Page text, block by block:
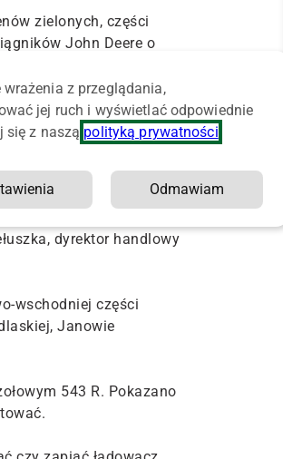
zielonych, części
John Deere o
maszyny do
gospodarstwa
maszyny,
na ten rok i
dyrektor handlowy
wschodniej części
Janowie
543 R. Pokazano
z przeglądania,
jej ruch i wyświetlać odpowiednie
się z naszą polityką prywatności
Odmawiam